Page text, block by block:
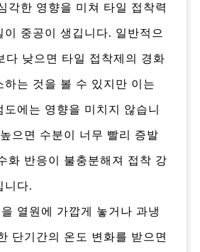
각한 영향을 미쳐 타일 접착력
이 중공이 생깁니다. 일반적으
낮으면 타일 접착제의 경화
하는 것을 볼 수 있지만 이는
도에는 영향을 미치지 않습니
으면 수분이 너무 빨리 증발
화 반응이 불충분해져 접착 강
니다.
열원에 가깝게 놓거나 과냉
단기간의 온도 변화를 받으면